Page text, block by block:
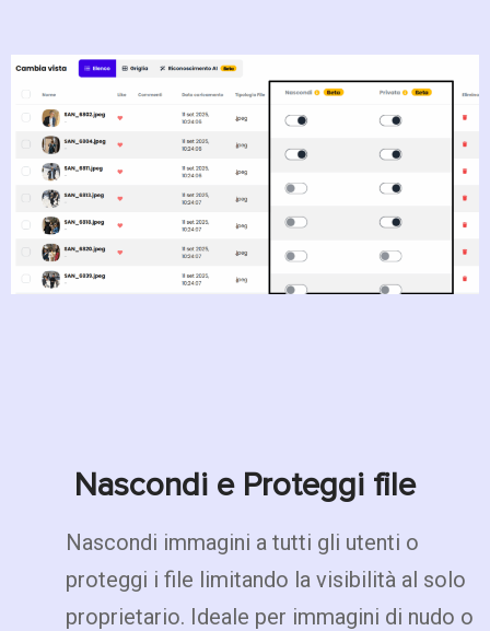
Nascondi e Proteggi file
Nascondi immagini a tutti gli utenti o
proteggi i file limitando la visibilità al solo
proprietario. Ideale per immagini di nudo o